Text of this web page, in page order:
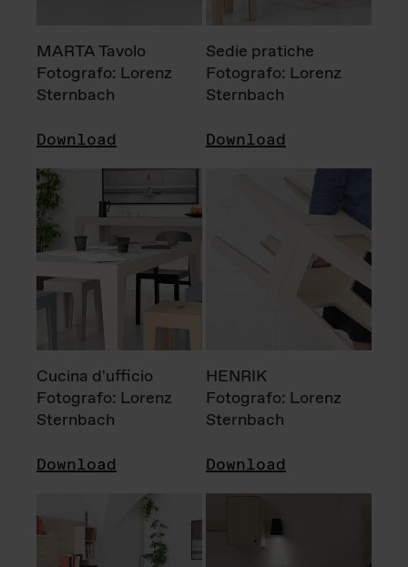
MARTA Tavolo
Fotografo: Lorenz
Sternbach
Download
Sedie pratiche
Fotografo: Lorenz
Sternbach
Download
Cucina d'ufficio
Fotografo: Lorenz
Sternbach
Download
HENRIK
Fotografo: Lorenz
Sternbach
Download